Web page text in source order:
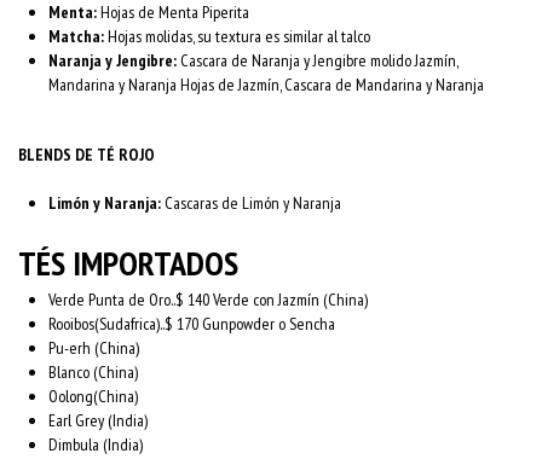
Menta:Hojas de Menta Piperita
Matcha:Hojas molidas, su textura es similar al talco
Naranja y Jengibre: Cascara de Naranja y Jengibre molido Jazmín,
Mandarina y Naranja Hojas de Jazmín, Cascara de Mandarina y Naranja
BLENDS DE TÉ ROJO
Limón y Naranja: Cascaras de Limón y Naranja
TÉS IMPORTADOS
Verde Punta de Oro..$ 140 Verde con Jazmín (China)
Rooibos(Sudafrica)..$ 170 Gunpowder o Sencha
Pu-erh (China)
Blanco (China)
Oolong(China)
Earl Grey (India)
Dimbula (India)